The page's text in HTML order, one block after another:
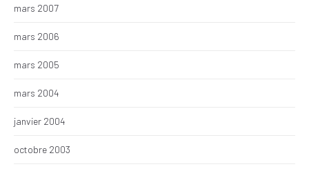
mars 2007
mars 2006
mars 2005
mars 2004
janvier 2004
octobre 2003